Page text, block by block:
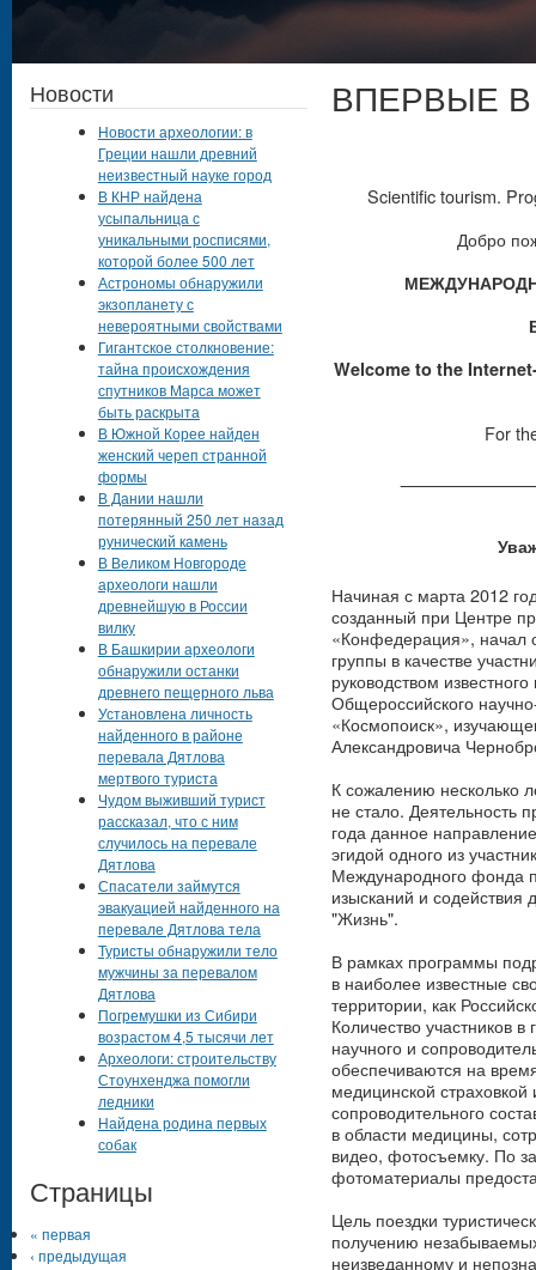
ВПЕРВЫЕ
Scientific tourism.
Добро
Welcome to the
For
Начиная с марта 2012
созданный при Центре
«Конфедерация», начал
группы в качестве
руководством
Общероссийского
«Космопоиск»,
Александровича
К сожалению несколько
не стало. Деятельность
года данное
эгидой одного из
Международного фонда
изысканий и содействия
"Жизнь".
В рамках программы
в наиболее известные
территории, как
Количество участников
научного и
обеспечиваются на
медицинской
сопроводительного
в области медицины,
видео, фотосъемку. По
фотоматериалы
Цель поездки
получению
неизведанному и
Новости
Новости археологии: в
Греции нашли древний
неизвестный науке город
В КНР найдена
усыпальница с
уникальными росписями,
которой более 500 лет
Астрономы обнаружили
экзопланету с
невероятными свойствами
Гигантское столкновение:
тайна происхождения
спутников Марса может
быть раскрыта
В Южной Корее найден
женский череп странной
формы
В Дании нашли
потерянный 250 лет назад
рунический камень
В Великом Новгороде
археологи нашли
древнейшую в России
вилку
В Башкирии археологи
обнаружили останки
древнего пещерного льва
Установлена личность
найденного в районе
перевала Дятлова
мертвого туриста
Чудом выживший турист
рассказал, что с ним
случилось на перевале
Дятлова
Спасатели займутся
эвакуацией найденного на
перевале Дятлова тела
Туристы обнаружили тело
мужчины за перевалом
Дятлова
Погремушки из Сибири
возрастом 4,5 тысячи лет
Археологи: строительству
Стоунхенджа помогли
ледники
Найдена родина первых
собак
Страницы
« первая
‹ предыдущая